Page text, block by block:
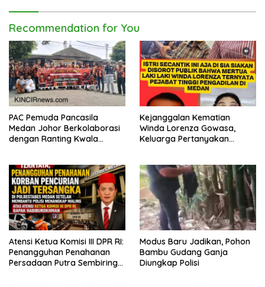
Recommendation for You
PAC Pemuda Pancasila
Medan Johor Berkolaborasi
dengan Ranting Kwala
Jemaah dan Pengguna Jalan
Kejanggalan Kematian
Winda Lorenza Gowasa,
Keluarga Pertanyakan
Atensi Ketua Komisi III DPR RI:
Penangguhan Penahanan
Persadaan Putra Sembiring
Modus Baru Jadikan, Pohon
Bambu Gudang Ganja
Diungkap Polisi